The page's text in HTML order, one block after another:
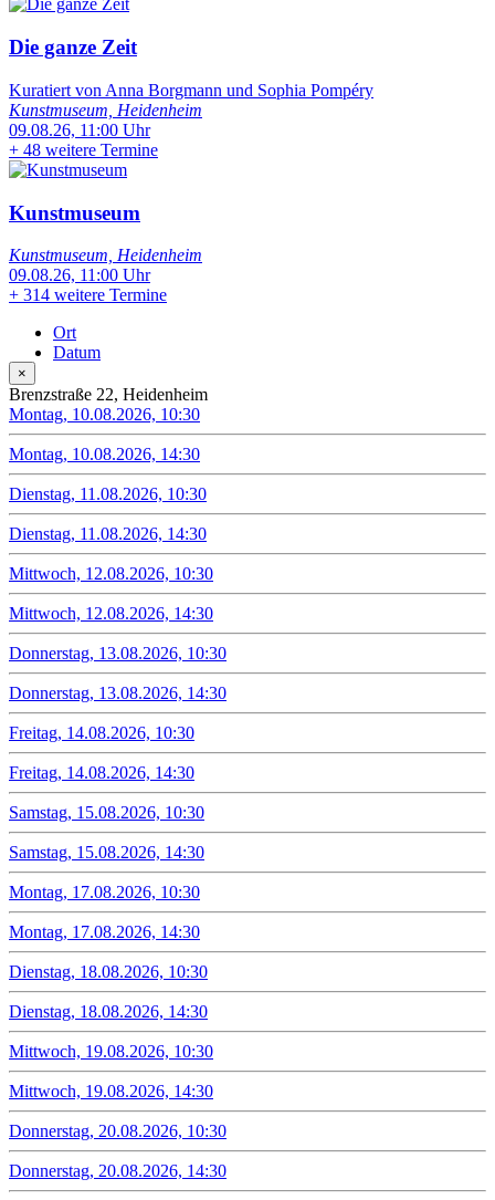
Die ganze Zeit
Kuratiert von Anna Borgmann und Sophia Pompéry
Kunstmuseum, Heidenheim
09.08.26, 11:00 Uhr
+ 48 weitere Termine
Kunstmuseum
Kunstmuseum, Heidenheim
09.08.26, 11:00 Uhr
+ 314 weitere Termine
Ort
Datum
×
Brenzstraße 22, Heidenheim
Montag, 10.08.2026, 10:30
Montag, 10.08.2026, 14:30
Dienstag, 11.08.2026, 10:30
Dienstag, 11.08.2026, 14:30
Mittwoch, 12.08.2026, 10:30
Mittwoch, 12.08.2026, 14:30
Donnerstag, 13.08.2026, 10:30
Donnerstag, 13.08.2026, 14:30
Freitag, 14.08.2026, 10:30
Freitag, 14.08.2026, 14:30
Samstag, 15.08.2026, 10:30
Samstag, 15.08.2026, 14:30
Montag, 17.08.2026, 10:30
Montag, 17.08.2026, 14:30
Dienstag, 18.08.2026, 10:30
Dienstag, 18.08.2026, 14:30
Mittwoch, 19.08.2026, 10:30
Mittwoch, 19.08.2026, 14:30
Donnerstag, 20.08.2026, 10:30
Donnerstag, 20.08.2026, 14:30